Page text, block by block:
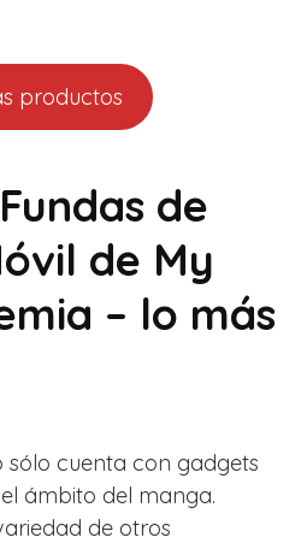
productos
de
de My
– lo más
cuenta con gadgets
ámbito del manga.
de otros